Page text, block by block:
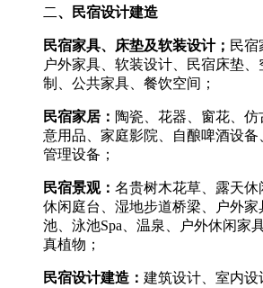
二、民宿设计建造
民宿家具、床垫及软装设计； 民宿
户外家具、软装设计、民宿床垫
制、公共家具、餐饮空间；
民宿家居： 陶瓷、花器、窗花、
意用品、家庭影院、自酿啤酒设
管理设备；
民宿景观： 名贵树木花草、露天休
休闲庭台、湿地步道桥梁、户外家
池、泳池Spa 、温泉、户外休闲家
真植物；
民宿设计建造： 建筑设计、室内